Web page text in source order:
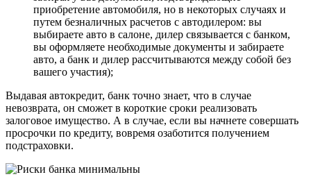
приобретение автомобиля, но в некоторых случаях и
путем безналичных расчетов с автодилером: вы
выбираете авто в салоне, дилер связывается с банком,
вы оформляете необходимые документы и забираете
авто, а банк и дилер рассчитываются между собой без
вашего участия);
Выдавая автокредит, банк точно знает, что в случае
невозврата, он сможет в короткие сроки реализовать
залоговое имущество. А в случае, если вы начнете совершать
просрочки по кредиту, вовремя озаботится получением
подстраховки.